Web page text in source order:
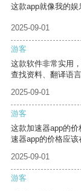
这款app就像我的娱
2025-09-01
游客
这款软件非常实用
查找资料、翻译语
2025-09-01
游客
这款加速器app的
速器app的价格应该
2025-09-01
游客